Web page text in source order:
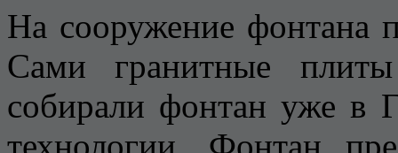
На сооружение фонтана
Сами гранитные
собирали фонтан уже в